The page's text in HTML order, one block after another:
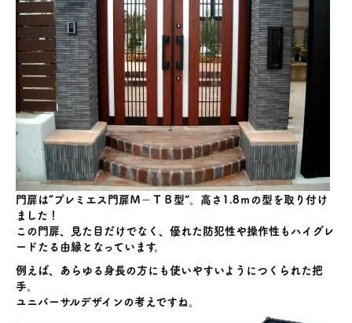
門扉は“プレミエス門扉Ｍ－ＴＢ型”。高さ1.8ｍの型を取り付け
ました！
この門扉、見た目だけでなく、優れた防犯性や操作性もハイグレ
ードたる由縁となっています。
例えば、あらゆる身長の方にも使いやすいようにつくられた把
手。
ユニバーサルデザインの考えですね。